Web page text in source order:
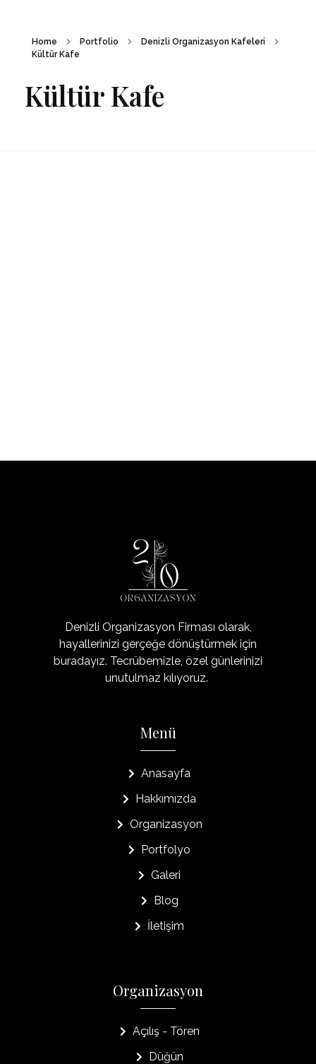
Organizasyon20
Denizli'nin Organizasyon Şirketi
Home Portfolio
Denizli Organizasyon Kafeleri
Kültür Kafe
Kültür Kafe
Organizasyon20
Denizli Organizasyon Firması olarak,
hayallerinizi gerçeğe dönüştürmek için
buradayız. Tecrübemizle, özel günlerinizi
unutulmaz kılıyoruz.
Menü
Anasayfa
Hakkımızda
Organizasyon
Portfolyo
Galeri
Blog
İletişim
Organizasyon
Açılış - Tören
Düğün